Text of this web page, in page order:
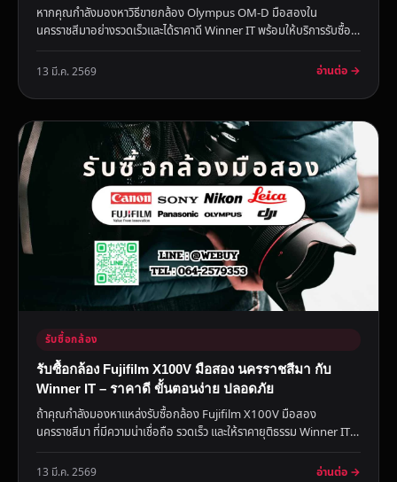
หากคุณกำลังมองหาวิธีขายกล้อง Olympus OM-D มือสองใน
นครราชสีมาอย่างรวดเร็วและได้ราคาดี Winner IT พร้อมให้บริการรับซื้อ
สินค้ามือ...
13 มี.ค. 2569 อ่านต่อ →
รับซื้อกล้อง
รับซื้อกล้อง Fujifilm X100V มือสอง นครราชสีมา กับ
Winner IT – ราคาดี ขั้นตอนง่าย ปลอดภัย
ถ้าคุณกำลังมองหาแหล่งรับซื้อกล้อง Fujifilm X100V มือสอง
นครราชสีมา ที่มีความน่าเชื่อถือ รวดเร็ว และให้ราคายุติธรรม Winner IT
...
13 มี.ค. 2569 อ่านต่อ →